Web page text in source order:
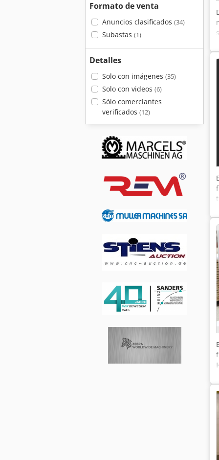
Formato de venta
Anuncios clasificados (34)
Subastas (1)
Detalles
Solo con imágenes (35)
Solo con videos (6)
Sólo comerciantes
verificados (12)